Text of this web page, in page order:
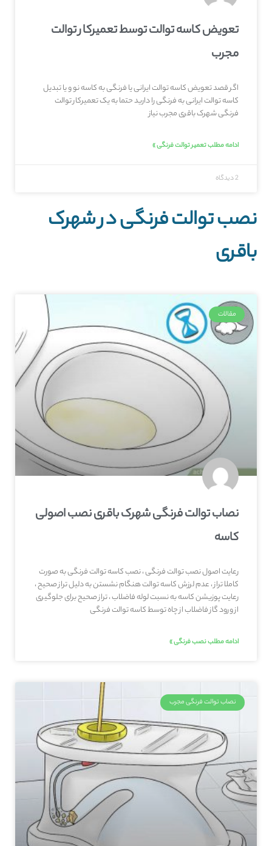
تعویض کاسه توالت توسط تعمیرکار توالت
مجرب
اگر قصد تعویض کاسه توالت ایرانی یا فرنگی به کاسه نو و یا تبدیل
کاسه توالت ایرانی به فرنگی را دارید حتما به یک تعمیرکار توالت
فرنگی شهرک باقری مجرب نیاز
ادامه مطلب تعمیر توالت فرنگی »
2 دیدگاه
نصب توالت فرنگی در شهرک
باقری
مقالات
نصاب توالت فرنگی شهرک باقری نصب اصولی
کاسه
رعایت اصول نصب توالت فرنگی ، نصب کاسه توالت فرنگی به صورت
کاملا تراز ، عدم لرزش کاسه توالت هنگام نشستن به دلیل تراز صحیح ،
رعایت پوزیشن کاسه به نسبت لوله فاضلاب ، تراز صحیح برای جلوگیری
از ورود گاز فاضلاب از چاه توسط کاسه توالت فرنگی
ادامه مطلب نصب فرنگی »
نصاب توالت فرنگی مجرب